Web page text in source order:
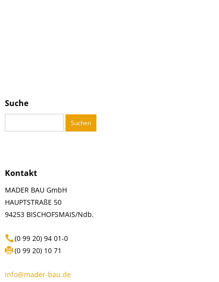
Suche
nach:
Kontakt
MADER BAU GmbH
HAUPTSTRAßE 50
94253 BISCHOFSMAIS/Ndb.
(0 99 20) 94 01-0
(0 99 20) 10 71
info@mader-bau.de